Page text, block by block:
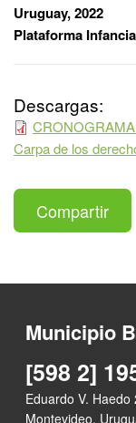
Uruguay, 2022
Plataforma
Descargas:
Carpa de los
Compartir
Municipio B
[598 2]
Eduardo V.
Montevideo,